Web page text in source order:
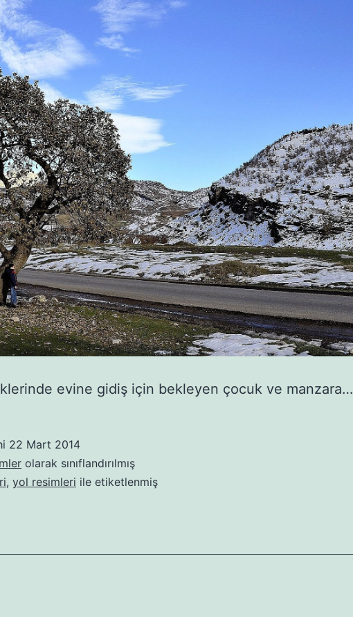
evine gidiş için bekleyen çocuk ve manzara…
22 Mart 2014
olarak sınıflandırılmış
, yol resimleri ile etiketlenmiş